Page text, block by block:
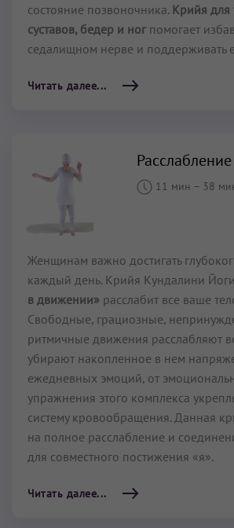
состояние позвоночника. Крийя для
суставов, бедер и ногпомогает
седалищном нерве и поддерживать
Читать далее...
11 мин – 38
Женщинам важно достигать
каждый день. Крийя Кундалини Йоги
в движении» расслабит все ваше
Свободные, грациозные,
ритмичные движения расслабляют
убирают накопленное в нем
ежедневных эмоций, от
упражнения этого комплекса
систему кровообращения. Данная
на полное рас­слабление и
для со­вместного постижения «я».
Читать далее...